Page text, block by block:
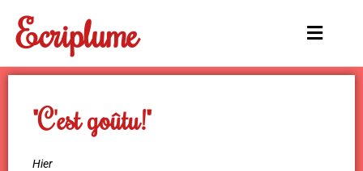
contenu
Ecriplume
Main
"C'est goûtu!"
Hier